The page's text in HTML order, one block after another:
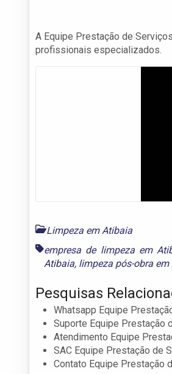
A Equipe Prestação de
profissionais especializados.
Limpeza em Atibaia
empresa de limpeza em
Atibaia, limpeza pós-obra
Pesquisas
Whatsapp Equipe
Suporte Equipe Prestação
Atendimento Equipe
SAC Equipe Prestação de
Contato Equipe Prestação